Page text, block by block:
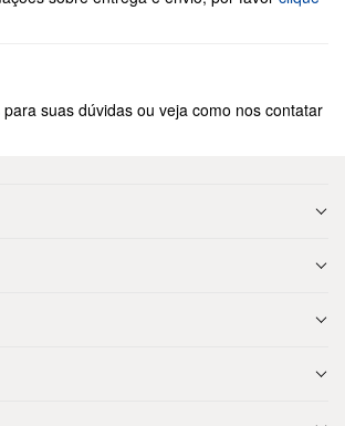
para suas dúvidas ou veja como nos contatar